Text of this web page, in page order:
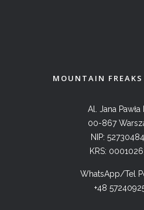
MOUNTAIN
Al. Jana Pawła
00-867
NIP:
KRS:
WhatsApp/Tel
+48